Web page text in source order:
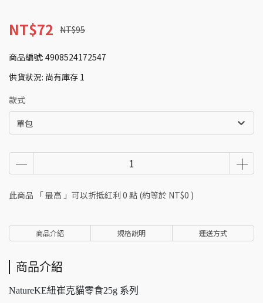
NT$72 NT$95
商品編號: 4908524172547
供貨狀況: 尚有庫存 1
款式
單包
此商品 「 最高 」可以折抵紅利 0 點 (約等於 NT$0 )
商品介紹 規格說明 運送方式
商品介紹
NatureKE紐崔克貓零食25g 系列